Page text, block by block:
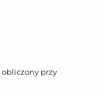
obliczony przy